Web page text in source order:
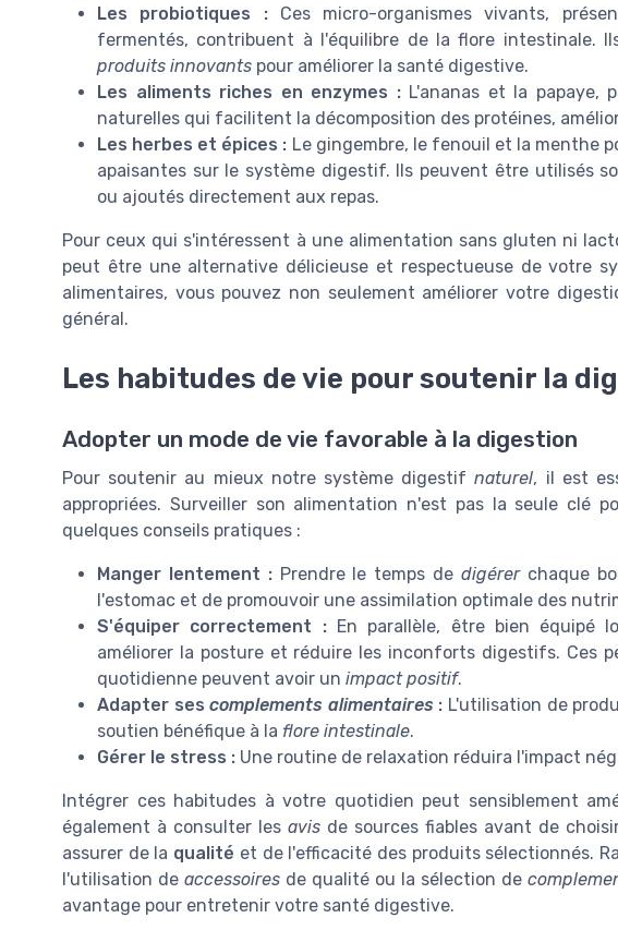
Les probiotiques :Ces micro-organismes vivants,
fermentés, contribuent à l'équilibre de la flore intestinale.
produits innovants pour améliorer la santé digestive.
Les aliments riches en enzymes :L'ananas et la papaye,
naturelles qui facilitent la décomposition des protéines,
Les herbes et épices : Le gingembre, le fenouil et la menthe
apaisantes sur le système digestif. Ils peuvent être utilisés
ou ajoutés directement aux repas.
Pour ceux qui s'intéressent à une alimentation sans gluten ni
peut être une alternative délicieuse et respectueuse de votre
alimentaires, vous pouvez non seulement améliorer votre
général.
Les habitudes de vie pour soutenir la
Adopter un mode de vie favorable à la digestion
Pour soutenir au mieux notre système digestifnaturel, il est
appropriées. Surveiller son alimentation n'est pas la seule clé
quelques conseils pratiques :
Manger lentement :Prendre le temps dedigérerchaque
l'estomac et de promouvoir une assimilation optimale des
S'équiper correctement :En parallèle, être bien équipé
améliorer la posture et réduire les inconforts digestifs. Ces
quotidienne peuvent avoir un impact positif.
Adapter sescomplements alimentaires : L'utilisation de
soutien bénéfique à la flore intestinale.
Gérer le stress : Une routine de relaxation réduira l'impact
Intégrer ces habitudes à votre quotidien peut sensiblement
également à consulter les avis de sources fiables avant de
assurer de la qualité et de l'efficacité des produits sélectionnés.
l'utilisation de accessoires de qualité ou la sélection de
avantage pour entretenir votre santé digestive.